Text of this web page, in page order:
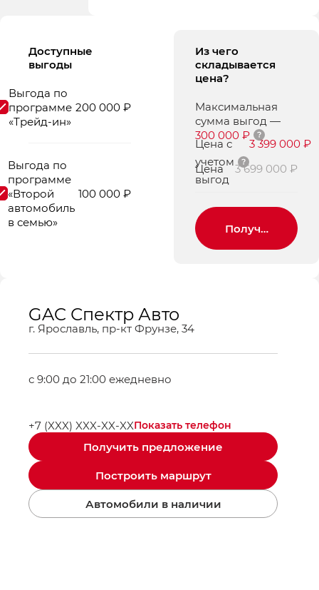
Доступные
выгоды
200 000 ₽
Выгода по
программе
«Трейд-ин»
100 000 ₽
Выгода по
программе
«Второй
автомобиль
в семью»
Из чего
складывается
цена?
Максимальная
сумма выгод —
300 000 ₽
Цена с
учетом
выгод
3 399 000 ₽
Цена
3 699 000 ₽
Получить
GAC Спектр Авто
г. Ярославль, пр-кт Фрунзе, 34
с 9:00 до 21:00 ежедневно
Показать телефон
+7 (XXX) XXX-XX-XX
Получить предложение
Построить маршрут
Автомобили в наличии